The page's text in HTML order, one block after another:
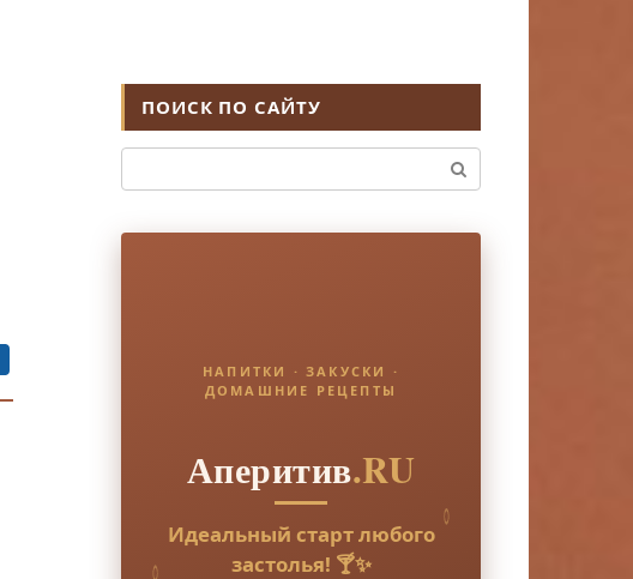
ПОИСК ПО САЙТУ
НАПИТКИ · ЗАКУСКИ ·
ДОМАШНИЕ РЕЦЕПТЫ
Аперитив.RU
Идеальный старт любого
застолья! 🍸✨